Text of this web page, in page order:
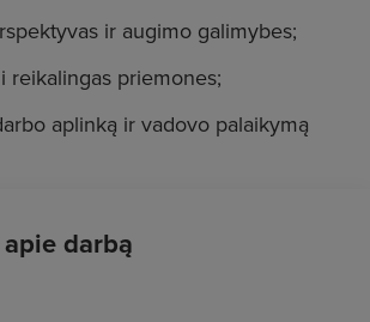
ir augimo galimybes;
reikalingas priemones;
aplinką ir vadovo palaikymą
darbą